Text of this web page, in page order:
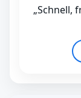
„Schnell,